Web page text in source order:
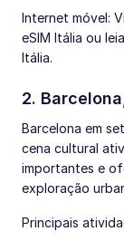
Internet móvel:
eSIM Itália ou
Itália.
2.
Barcelona em
cena cultural
importantes e
exploração
Principais